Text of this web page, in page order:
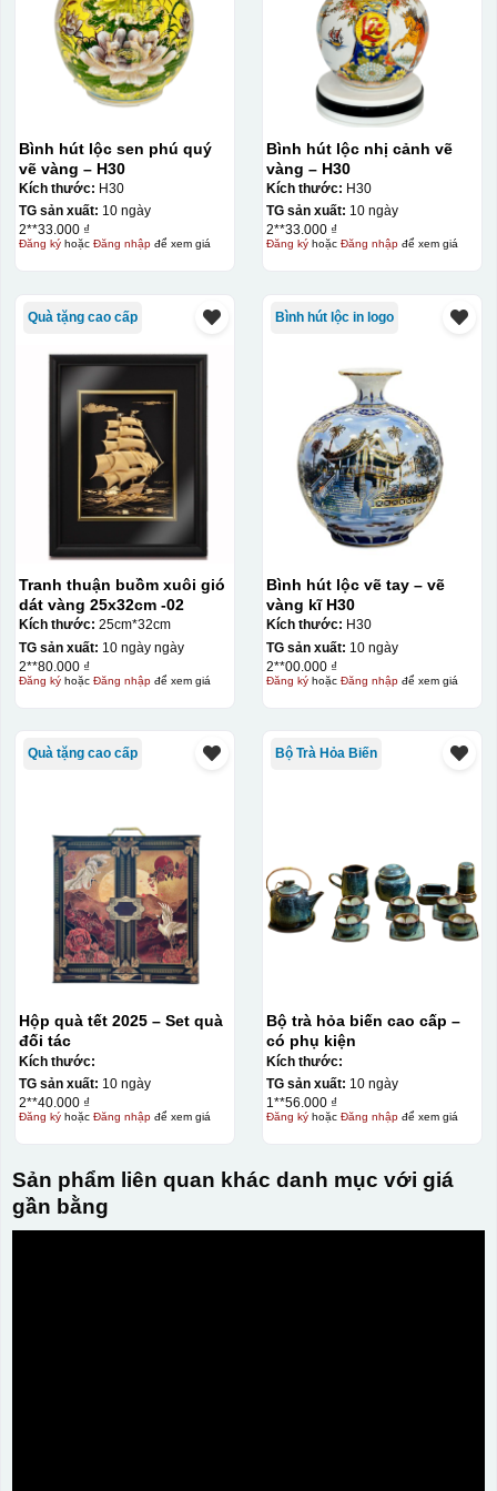
Bình hút lộc sen phú quý
vẽ vàng – H30
Kích thước: H30
TG sản xuất: 10 ngày
2**33.000 ₫
Đăng kýhoặc Đăng nhậpđể xem giá
Bình hút lộc nhị cảnh vẽ
vàng – H30
Kích thước: H30
TG sản xuất: 10 ngày
2**33.000 ₫
Đăng kýhoặc Đăng nhậpđể xem giá
Quà tặng cao cấp
Tranh thuận buồm xuôi gió
dát vàng 25x32cm -02
Kích thước: 25cm*32cm
TG sản xuất: 10 ngày ngày
2**80.000 ₫
Đăng kýhoặc Đăng nhậpđể xem giá
Bình hút lộc in logo
Bình hút lộc vẽ tay – vẽ
vàng kĩ H30
Kích thước: H30
TG sản xuất: 10 ngày
2**00.000 ₫
Đăng kýhoặc Đăng nhậpđể xem giá
Quà tặng cao cấp
Hộp quà tết 2025 – Set quà
đối tác
Kích thước:
TG sản xuất: 10 ngày
2**40.000 ₫
Đăng kýhoặc Đăng nhậpđể xem giá
Bộ Trà Hỏa Biến
Bộ trà hỏa biến cao cấp –
có phụ kiện
Kích thước:
TG sản xuất: 10 ngày
1**56.000 ₫
Đăng kýhoặc Đăng nhậpđể xem giá
Sản phẩm liên quan khác danh mục với giá
gần bằng